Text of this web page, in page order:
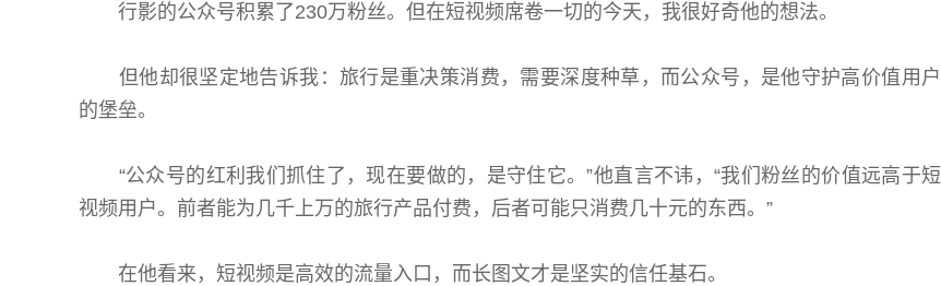
行影的公众号积累了230万粉丝。但在短视频席卷一切的今天，我很好奇他的想法。
但他却很坚定地告诉我：旅行是重决策消费，需要深度种草，而公众号，是他守护高价值用户
的堡垒。
“公众号的红利我们抓住了，现在要做的，是守住它。”他直言不讳，“我们粉丝的价值远高于短
视频用户。前者能为几千上万的旅行产品付费，后者可能只消费几十元的东西。”
在他看来，短视频是高效的流量入口，而长图文才是坚实的信任基石。